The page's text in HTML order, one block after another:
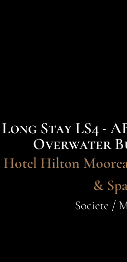
Long Stay LS4 -
Overwater
Hotel Hilton
&
Societe /